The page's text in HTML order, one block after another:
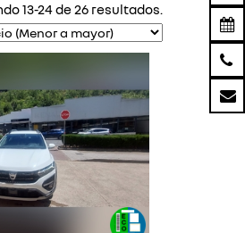
13-24 de 26 resultados.